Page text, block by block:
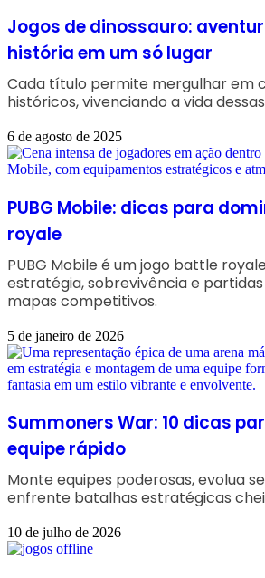
Jogos de dinossauro:
história em um só lugar
Cada título permite mergulhar em
históricos, vivenciando a vida
6 de agosto de 2025
PUBG Mobile: dicas para
royale
PUBG Mobile é um jogo battle
estratégia, sobrevivência e
mapas competitivos.
5 de janeiro de 2026
Summoners War: 10 dicas
equipe rápido
Monte equipes poderosas, evolua
enfrente batalhas estratégicas
10 de julho de 2026